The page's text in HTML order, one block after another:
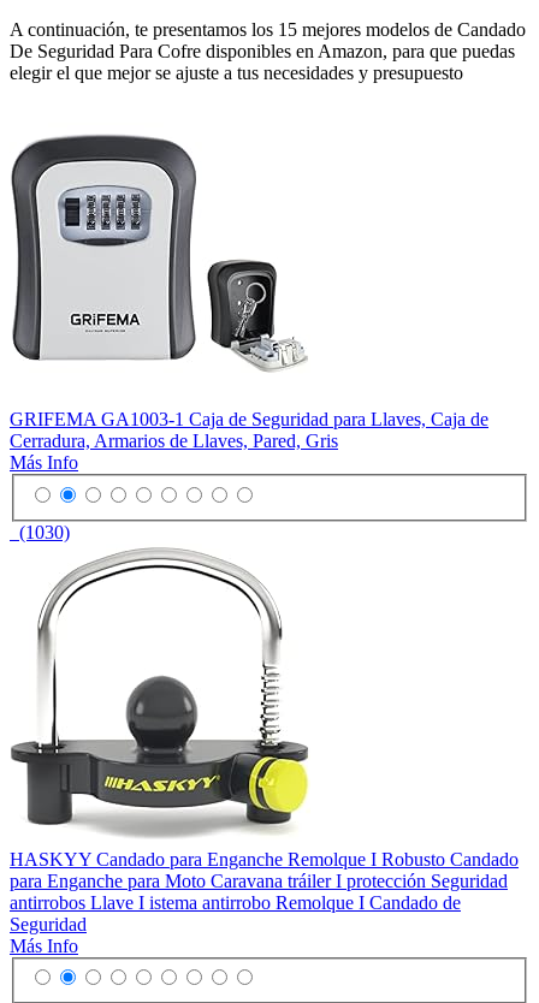
A continuación, te presentamos los 15 mejores modelos de Candado
De Seguridad Para Cofre disponibles en Amazon, para que puedas
elegir el que mejor se ajuste a tus necesidades y presupuesto
GRIFEMA GA1003-1 Caja de Seguridad para Llaves, Caja de
Cerradura, Armarios de Llaves, Pared, Gris
Más Info
(1030)
HASKYY Candado para Enganche Remolque I Robusto Candado
para Enganche para Moto Caravana tráiler I protección Seguridad
antirrobos Llave I istema antirrobo Remolque I Candado de
Seguridad
Más Info